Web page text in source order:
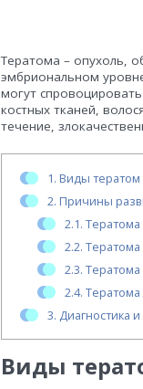
Тератома – опухоль,
эмбриональном
могут
костных тканей,
течение,
1. Виды тератом
2. Причины
2.1. Тератома
2.2.
2.3. Тератома
2.4. Тератома
3. Диагностика
Виды